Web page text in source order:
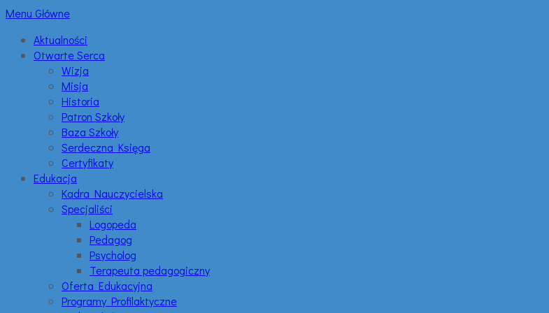
Menu Główne
Aktualności
Otwarte Serca
Wizja
Misja
Historia
Patron Szkoły
Baza Szkoły
Serdeczna Księga
Certyfikaty
Edukacja
Kadra Nauczycielska
Specjaliści
Logopeda
Pedagog
Psycholog
Terapeuta pedagogiczny
Oferta Edukacyjna
Programy Profilaktyczne